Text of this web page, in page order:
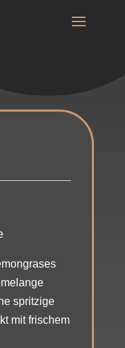
spritzige
mit frischem